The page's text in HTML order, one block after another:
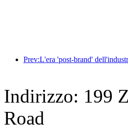
Indirizzo: 199
Road